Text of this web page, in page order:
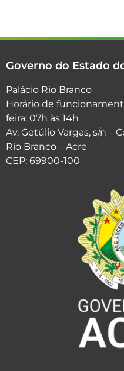
Governo do Estado
Palácio Rio Branco
Horário de
feira: 07h às 14h
Av. Getúlio Vargas, s/n –
Rio Branco – Acre
CEP: 69900-100